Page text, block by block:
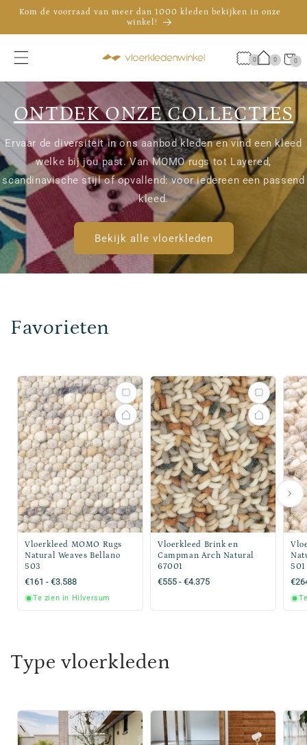
naar de
Kom de voorraad van meer dan 1000 kleden bekijken in onze
winkel!
De officiële showroom van Brink & Campman in Nederland
0 0 0
0
ONTDEK ONZE COLLECTIES
Ervaar de diversiteit in ons aanbod kleden en vind een kleed
welke bij jou past. Van MOMO rugs tot Layered,
scandinavische stijl of opvallend: voor iedereen een passend
kleed.
Bekijk alle vloerkleden
Favorieten
Vloerkleed MOMO Rugs
Natural Weaves Bellano
503
Normale
prijs
€161 - €3.588
Te zien in Hilversum
Vloerkleed Brink en
Campman Arch Natural
67001
Normale
€555 - €4.375
501
prijs
Type vloerkleden